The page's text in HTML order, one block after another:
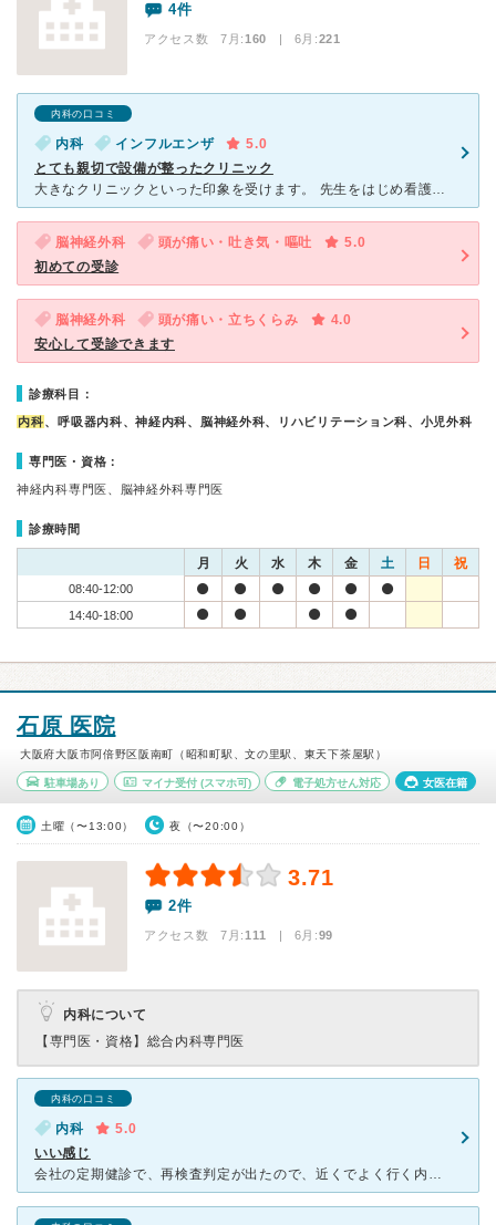
4件
アクセス数 7月:160 | 6月:221
内科の口コミ
内科 インフルエンザ
5.0
とても親切で設備が整ったクリニック
大きなクリニックといった印象を受けます。 先生をはじめ看護師さんや受付など全てのスタッフさんが親切。 患者さんはかなり多いですが、どんなことにも柔軟に対応してくださり、患者さんからとても信頼されて
脳神経外科 頭が痛い・吐き気・嘔吐
5.0
初めての受診
脳神経外科 頭が痛い・立ちくらみ
4.0
安心して受診できます
診療科目：
内科、呼吸器内科、神経内科、脳神経外科、リハビリテーション科、小児外科
専門医・資格：
神経内科専門医、脳神経外科専門医
診療時間
月 火 水 木 金 土 日 祝
08:40-12:00
14:40-18:00
石原 医院
大阪府大阪市阿倍野区阪南町（昭和町駅、文の里駅、東天下茶屋駅）
駐車場あり マイナ受付(スマホ可) 電子処方せん対応 女医在籍
土曜（〜13:00） 夜（〜20:00）
3.71
2件
アクセス数 7月:111 | 6月:99
内科について
【専門医・資格】 総合内科専門医
内科の口コミ
内科
5.0
いい感じ
会社の定期健診で、再検査判定が出たので、近くでよく行く内科医院へ行きました。（特定疾患療養管理） この時期はインフルエンザ等の流行りの為、マスク必須になっていました。待合室満員の為、時間を置いて来院